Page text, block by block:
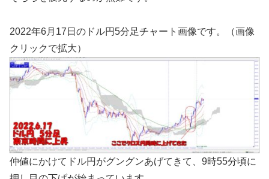
2022年6月17日のドル円5分足チャート画像です。（画像
クリックで拡大）
仲値にかけてドル円がグングンあげてきて、9時55分頃に